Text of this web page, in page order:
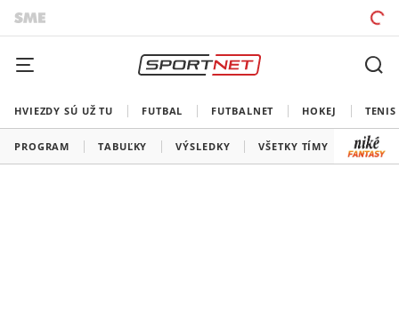
HVIEZDY SÚ UŽ TU FUTBAL FUTBALNET HOKEJ TENIS
PROGRAM TABUĽKY VÝSLEDKY VŠETKY TÍMY